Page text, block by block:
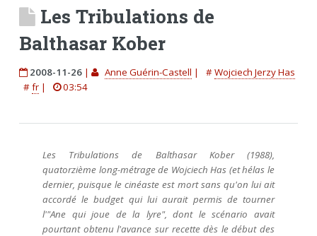
Les Tribulations de
Balthasar Kober
2008-11-26| Anne Guérin-Castell | #Wojciech Jerzy Has
#fr | 03:54
Les Tribulations de Balthasar Kober (1988),
quatorzième long-métrage de Wojciech Has (et hélas le
dernier, puisque le cinéaste est mort sans qu'on lui ait
accordé le budget qui lui aurait permis de tourner
l'"Ane qui joue de la lyre", dont le scénario avait
pourtant obtenu l'avance sur recette dès le début des